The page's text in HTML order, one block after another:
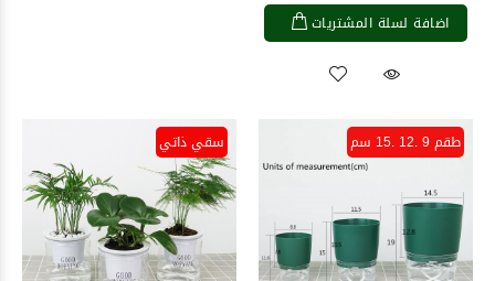
اضافة لسلة المشتريات
طقم 9 .12 .15 سم سقي ذاتي